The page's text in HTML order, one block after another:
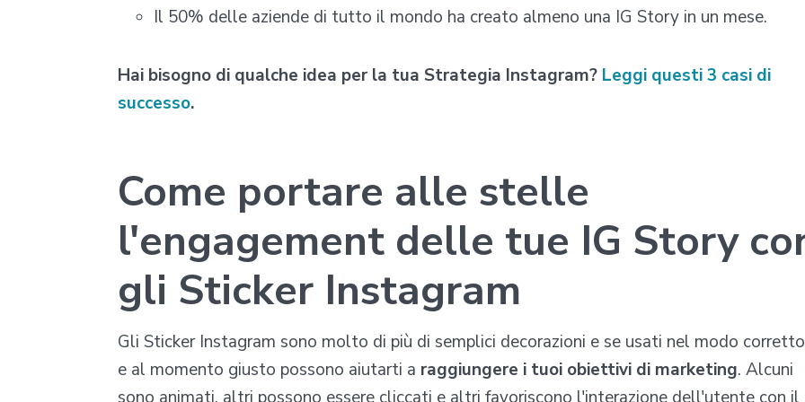
Il 50% delle aziende di tutto il mondo ha creato almeno una IG Story in un mese.
Hai bisogno di qualche idea per la tua Strategia Instagram? Leggi questi 3 casi di
successo.
Come portare alle stelle
l'engagement delle tue IG Story
gli Sticker Instagram
Gli Sticker Instagram sono molto di più di semplici decorazioni e se usati nel modo corretto
e al momento giusto possono aiutarti a raggiungere i tuoi obiettivi di marketing. Alcuni
sono animati, altri possono essere cliccati e altri favoriscono l'interazione dell'utente con il